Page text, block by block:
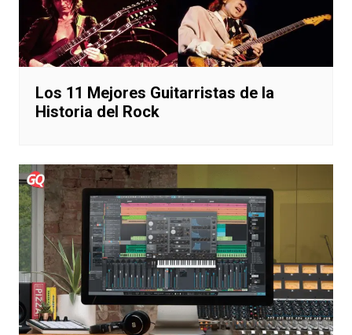
Los 11 Mejores Guitarristas de la
Historia del Rock